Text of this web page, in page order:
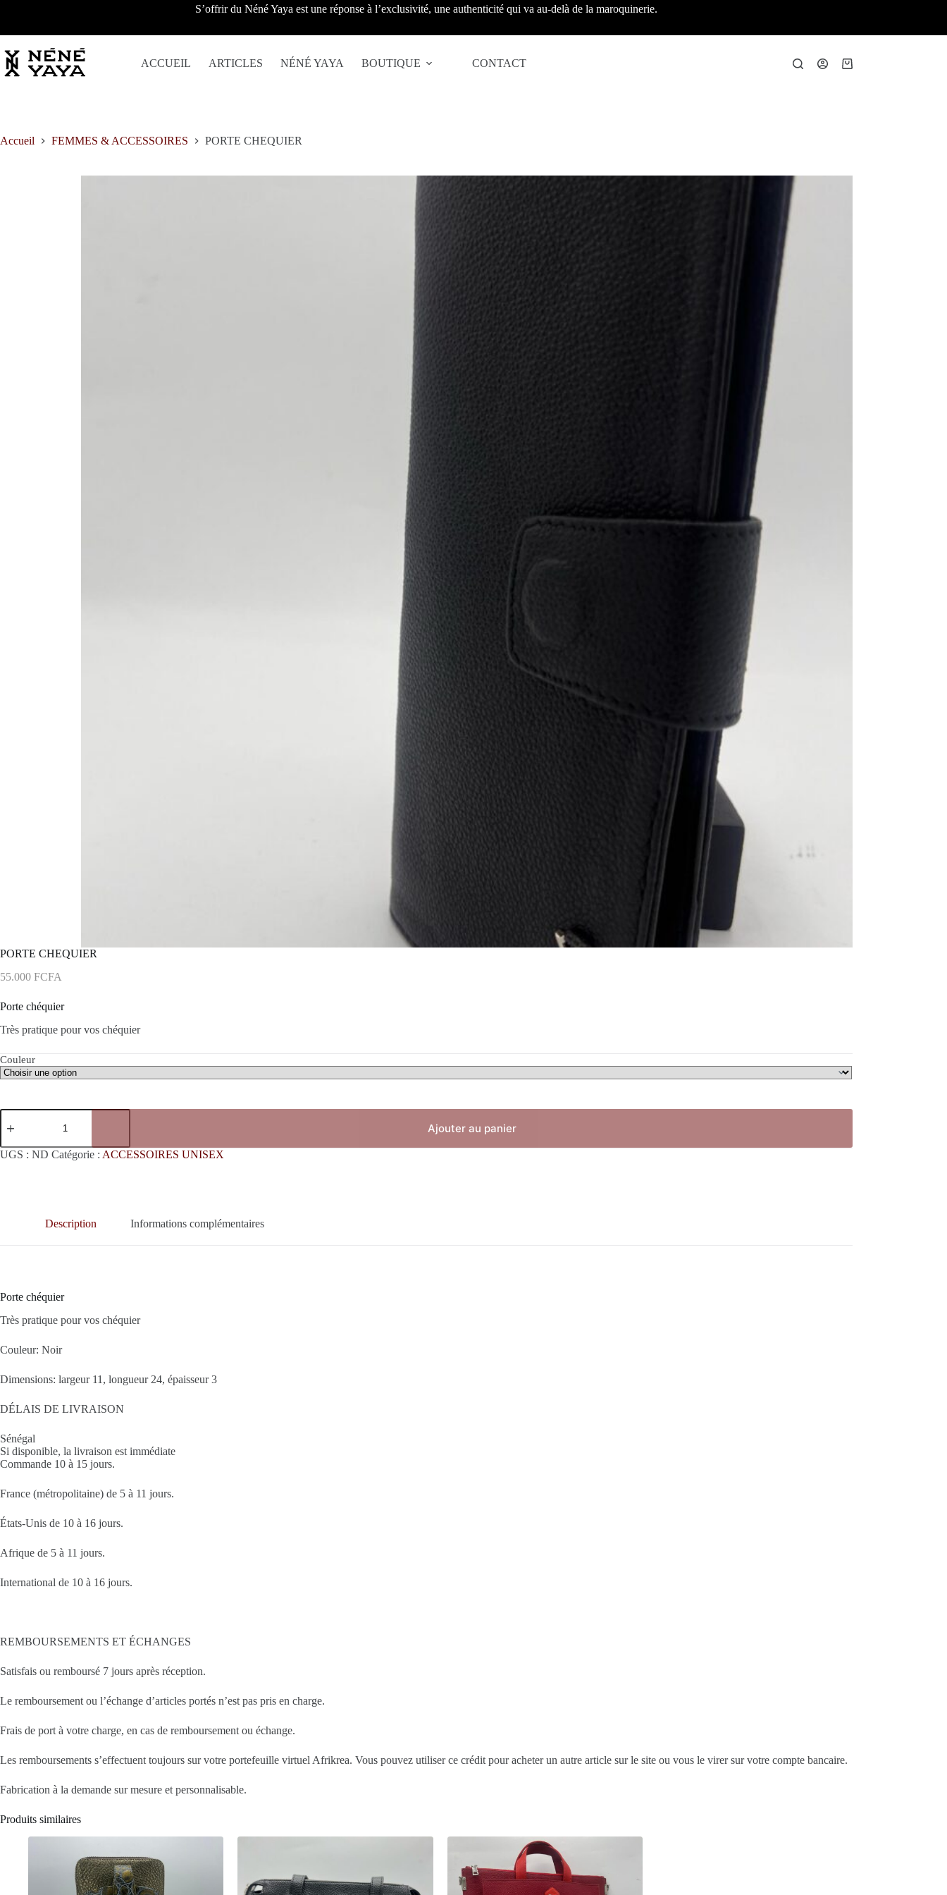
S’offrir du Néné Yaya est une réponse à l’exclusivité, une authenticité qui va au-delà de la maroquinerie.
ACCUEIL ARTICLES NÉNÉ YAYA BOUTIQUE CONTACT
Panier
Accueil FEMMES & ACCESSOIRES PORTE CHEQUIER
PORTE CHEQUIER
55.000 FCFA
Porte chéquier
Très pratique pour vos chéquier
Couleur
quantité
de
CHEQUIER
Ajouter au panier
UGS : ND Catégorie : ACCESSOIRES UNISEX
Description Informations complémentaires
Porte chéquier
Très pratique pour vos chéquier
Couleur: Noir
Dimensions: largeur 11, longueur 24, épaisseur 3
DÉLAIS DE LIVRAISON
Sénégal
Si disponible, la livraison est immédiate
Commande 10 à 15 jours.
France (métropolitaine) de 5 à 11 jours.
États-Unis de 10 à 16 jours.
Afrique de 5 à 11 jours.
International de 10 à 16 jours.
REMBOURSEMENTS ET ÉCHANGES
Satisfais ou remboursé 7 jours après réception.
Le remboursement ou l’échange d’articles portés n’est pas pris en charge.
Frais de port à votre charge, en cas de remboursement ou échange.
Les remboursements s’effectuent toujours sur votre portefeuille virtuel Afrikrea. Vous pouvez utiliser ce crédit pour acheter un autre article sur le site ou vous le virer sur votre compte bancaire.
Fabrication à la demande sur mesure et personnalisable.
Produits similaires